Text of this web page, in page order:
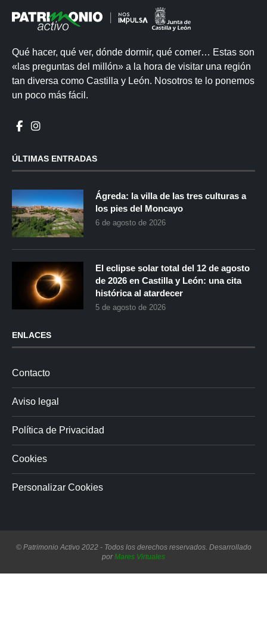
Qué hacer, qué ver, dónde dormir, qué comer… Estas son
«las preguntas del millón» a la hora de visitar una región
tan diversa como Castilla y León. Nosotros te lo ponemos
un poco más fácil.
ÚLTIMAS ENTRADAS
Ágreda: la villa de las tres culturas a
los pies del Moncayo
6 de agosto de 2026
El eclipse solar total del 12 de agosto
de 2026 en Castilla y León: una cita
histórica al atardecer
5 de agosto de 2026
ENLACES
Contacto
Aviso legal
Política de Privacidad
Cookies
Personalizar Cookies
© Patrimonio Activo 2022 - Todos los derechos reservados. Desarrollado
porMares Virtuales